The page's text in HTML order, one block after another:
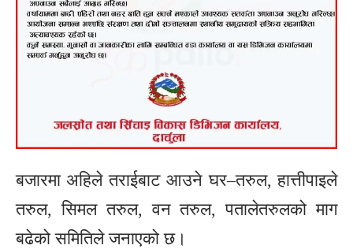
बजारमा अहिले तराईबाट आउने घर–तरुल, हात्तीपाइले
तरुल, सिमल तरुल, वन तरुल, पतालेतरुलको माग
बढेको समितिले जनाएको छ।